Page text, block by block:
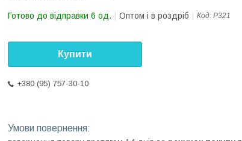
Готово до відправки 6 од. Оптом і в роздріб Код: Р321
Купити
+380 (95) 757-30-10